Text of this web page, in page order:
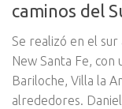
caminos del
Se realizó en el
New Santa Fe,
Bariloche, Villa la
alrededores. Daniel